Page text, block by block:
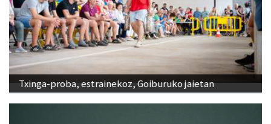
Txinga-proba, estrainekoz, Goiburuko jaietan